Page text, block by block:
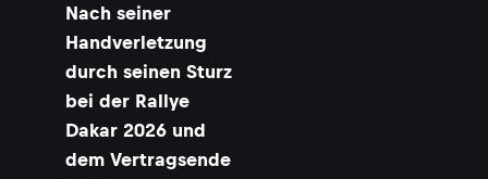
Nach seiner
Handverletzung
durch seinen Sturz
bei der Rallye
Dakar 2026 und
dem Vertragsende